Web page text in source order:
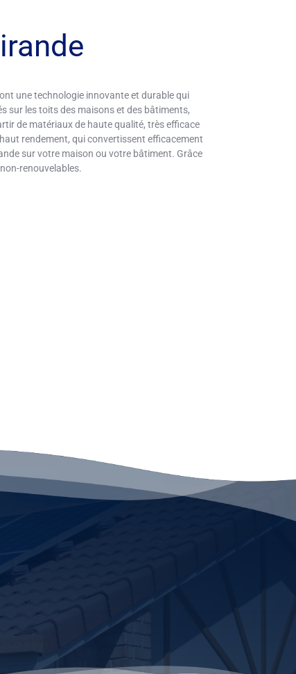
une technologie innovante et durable qui
sur les toits des maisons et des bâtiments,
de matériaux de haute qualité, très efficace
rendement, qui convertissent efficacement
sur votre maison ou votre bâtiment. Grâce
renouvelables.
PV 36. Cette qualification garantit une pose
d’une puissance inférieure ou égale
par les pouvoirs publics et permet d’obtenir de tarifs lors